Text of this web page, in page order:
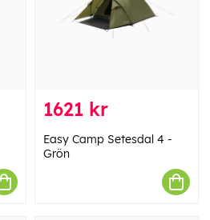
1621 kr
Easy Camp Setesdal 4 -
Grön